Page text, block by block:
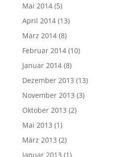
Mai 2014(5)
April 2014(13)
März 2014(8)
Februar 2014(10)
Januar 2014(8)
Dezember 2013 (13)
November 2013 (3)
Oktober 2013 (2)
Mai 2013 (1)
März 2013 (2)
Januar 2013 (1)